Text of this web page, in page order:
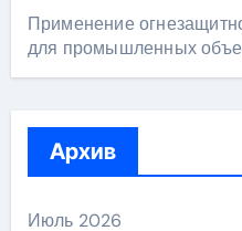
Применение
для промышленных
Архив
Июль 2026